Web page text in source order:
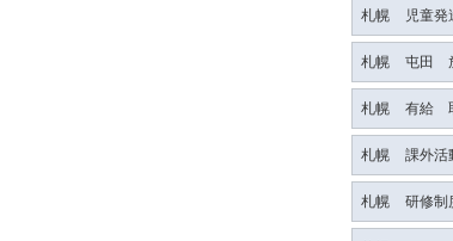
札幌 児童発
札幌 屯田
札幌 有給
札幌 課外活
札幌 研修制